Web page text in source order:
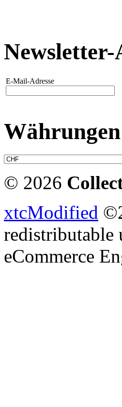
E-Mail-Adresse
Währungen
© 2026
xtcModified
redistributable
eCommerce